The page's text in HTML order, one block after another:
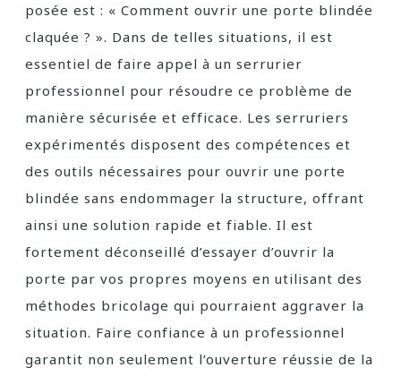
posée est : « Comment ouvrir une porte blindée
claquée ? ». Dans de telles situations, il est
essentiel de faire appel à un serrurier
professionnel pour résoudre ce problème de
manière sécurisée et efficace. Les serruriers
expérimentés disposent des compétences et
des outils nécessaires pour ouvrir une porte
blindée sans endommager la structure, offrant
ainsi une solution rapide et fiable. Il est
fortement déconseillé d’essayer d’ouvrir la
porte par vos propres moyens en utilisant des
méthodes bricolage qui pourraient aggraver la
situation. Faire confiance à un professionnel
garantit non seulement l’ouverture réussie de la